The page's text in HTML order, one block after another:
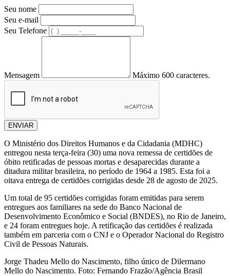
Seu nome
Seu e-mail
Seu Telefone
Mensagem Máximo 600 caracteres.
ENVIAR
O Ministério dos Direitos Humanos e da Cidadania (MDHC)
entregou nesta terça-feira (30) uma nova remessa de certidões de
óbito retificadas de pessoas mortas e desaparecidas durante a
ditadura militar brasileira, no período de 1964 a 1985. Esta foi a
oitava entrega de certidões corrigidas desde 28 de agosto de 2025.
Um total de 95 certidões corrigidas foram emitidas para serem
entregues aos familiares na sede do Banco Nacional de
Desenvolvimento Econômico e Social (BNDES), no Rio de Janeiro,
e 24 foram entregues hoje. A retificação das certidões é realizada
também em parceria com o CNJ e o Operador Nacional do Registro
Civil de Pessoas Naturais.
Jorge Thadeu Mello do Nascimento, filho único de Dilermano
Mello do Nascimento. Foto: Fernando Frazão/Agência Brasil